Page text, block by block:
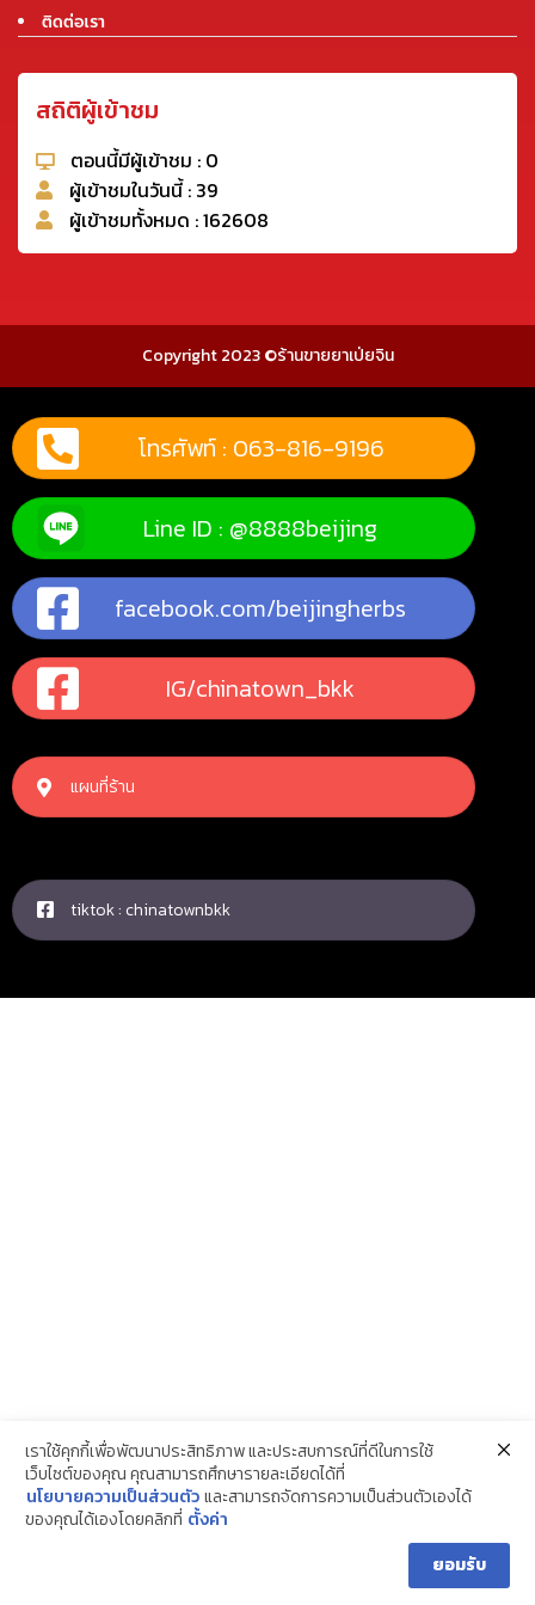
ติดต่อเรา
สถิติผู้เข้าชม
ตอนนี้มีผู้เข้าชม : 0
ผู้เข้าชมในวันนี้ : 39
ผู้เข้าชมทั้งหมด : 162608
Copyright 2023 ©ร้านขายยาเป่ยจิน
MY ACCOUNT
โทรศัพท์ : 063-816-9196
Line ID : @8888beijing
facebook.com/beijingherbs
IG/chinatown_bkk
แผนที่ร้าน
tiktok : chinatownbkk
เราใช้คุกกี้เพื่อพัฒนาประสิทธิภาพ และประสบการณ์ที่ดีในการใช้
เว็บไซต์ของคุณ คุณสามารถศึกษารายละเอียดได้ที่
นโยบายความเป็นส่วนตัวและสามารถจัดการความเป็นส่วนตัวเองได้
ของคุณได้เองโดยคลิกที่ ตั้งค่า
ยอมรับ